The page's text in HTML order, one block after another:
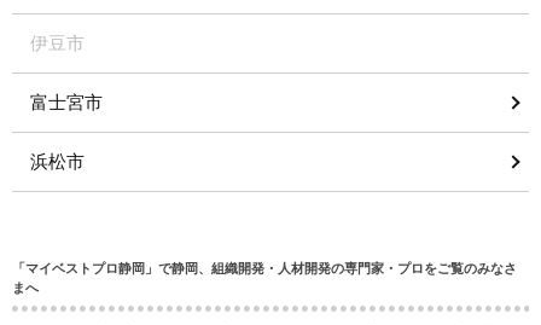
伊豆市
富士宮市
浜松市
「マイベストプロ静岡」で静岡、組織開発・人材開発の専門家・プロをご覧のみなさ
まへ